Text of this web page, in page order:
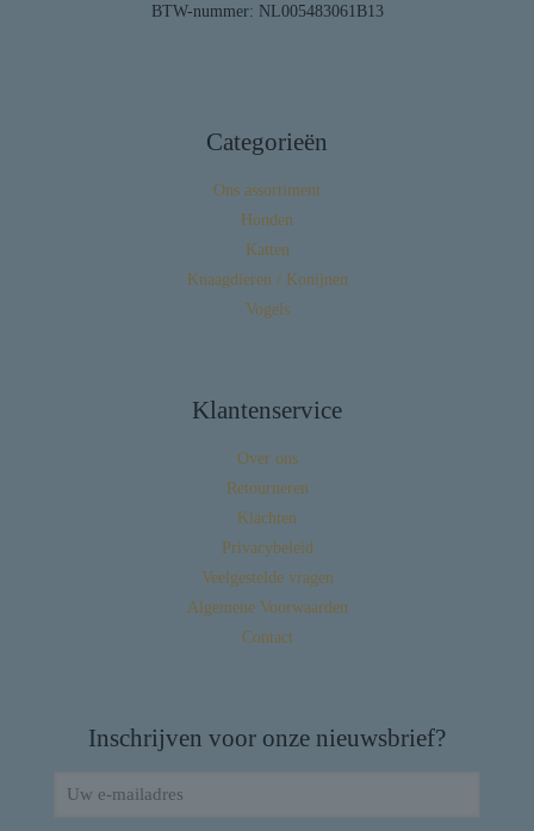
BTW-nummer: NL005483061B13
Categorieën
Ons assortiment
Honden
Katten
Knaagdieren / Konijnen
Vogels
Klantenservice
Over ons
Retourneren
Klachten
Privacybeleid
Veelgestelde vragen
Algemene Voorwaarden
Contact
Inschrijven voor onze nieuwsbrief?